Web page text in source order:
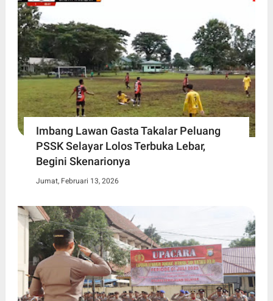
Imbang Lawan Gasta Takalar Peluang
PSSK Selayar Lolos Terbuka Lebar,
Begini Skenarionya
Jumat, Februari 13, 2026